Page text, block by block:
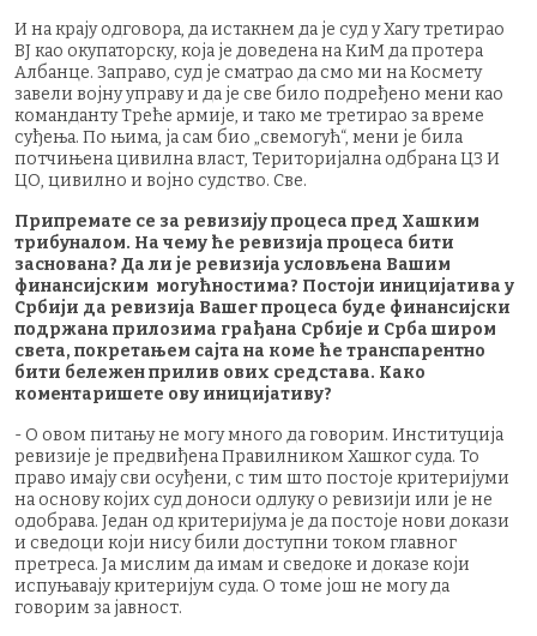
И на крају одговора, да истакнем да је суд у Хагу третирао
ВЈ као окупаторску, која је доведена на КиМ да протера
Албанце. Заправо, суд је сматрао да смо ми на Космету
завели војну управу и да је све било подређено мени као
команданту Треће армије, и тако ме третирао за време
суђења. По њима, ја сам био „свемогућ“, мени је била
потчињена цивилна власт, Територијална одбрана ЦЗ И
ЦО, цивилно и војно судство. Све.
Припремате се за ревизију процеса пред Хашким
трибуналом. На чему ће ревизија процеса бити
заснована? Да ли је ревизија условљена Вашим
финансијским могућностима? Постоји иницијатива у
Србији да ревизија Вашег процеса буде финансијски
подржана прилозима грађана Србије и Срба широм
света, покретањем сајта на коме ће транспарентно
бити бележен прилив ових средстава. Како
коментаришете ову иницијативу?
- О овом питању не могу много да говорим. Институција
ревизије је предвиђена Правилником Хашког суда. То
право имају сви осуђени, с тим што постоје критеријуми
на основу којих суд доноси одлуку о ревизији или је не
одобрава. Један од критеријума је да постоје нови докази
и сведоци који нису били доступни током главног
претреса. Ја мислим да имам и сведоке и доказе који
испуњавају критеријум суда. О томе још не могу да
говорим за јавност.